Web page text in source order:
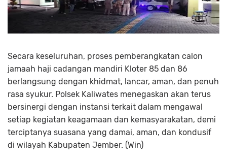
Secara keseluruhan, proses pemberangkatan calon
jamaah haji cadangan mandiri Kloter 85 dan 86
berlangsung dengan khidmat, lancar, aman, dan penuh
rasa syukur. Polsek Kaliwates menegaskan akan terus
bersinergi dengan instansi terkait dalam mengawal
setiap kegiatan keagamaan dan kemasyarakatan, demi
terciptanya suasana yang damai, aman, dan kondusif
di wilayah Kabupaten Jember. (Win)